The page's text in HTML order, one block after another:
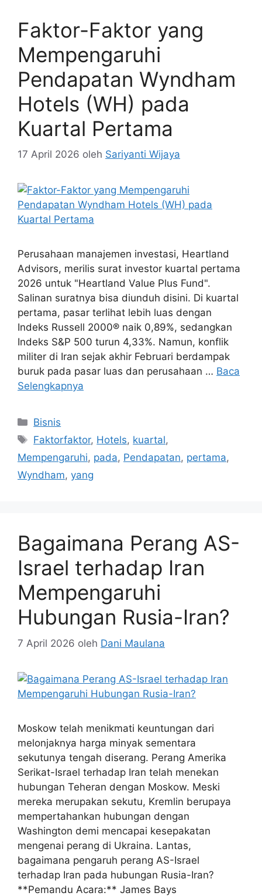
Faktor-Faktor yang
Mempengaruhi
Pendapatan Wyndham
Hotels (WH) pada
Kuartal Pertama
17 April 2026 oleh Sariyanti Wijaya
Perusahaan manajemen investasi, Heartland
Advisors, merilis surat investor kuartal pertama
2026 untuk "Heartland Value Plus Fund".
Salinan suratnya bisa diunduh disini. Di kuartal
pertama, pasar terlihat lebih luas dengan
Indeks Russell 2000® naik 0,89%, sedangkan
Indeks S&P 500 turun 4,33%. Namun, konflik
militer di Iran sejak akhir Februari berdampak
buruk pada pasar luas dan perusahaan … Baca
Selengkapnya
Kategori
Bisnis
Tag
Faktorfaktor, Hotels, kuartal,
Mempengaruhi, pada, Pendapatan, pertama,
Wyndham, yang
Bagaimana Perang AS-
Israel terhadap Iran
Mempengaruhi
Hubungan Rusia-Iran?
7 April 2026 oleh Dani Maulana
Moskow telah menikmati keuntungan dari
melonjaknya harga minyak sementara
sekutunya tengah diserang. Perang Amerika
Serikat-Israel terhadap Iran telah menekan
hubungan Teheran dengan Moskow. Meski
mereka merupakan sekutu, Kremlin berupaya
mempertahankan hubungan dengan
Washington demi mencapai kesepakatan
mengenai perang di Ukraina. Lantas,
bagaimana pengaruh perang AS-Israel
terhadap Iran pada hubungan Rusia-Iran?
**Pemandu Acara:** James Bays